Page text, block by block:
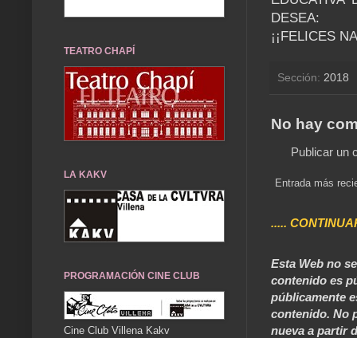
DESEA:
¡¡FELICES
Sección: 2018
No hay
Publicar un
Entrada más
.....
Esta Web no
contenido es
públicamente
contenido. No
nueva a partir
TEATRO CHAPÍ
LA KAKV
PROGRAMACIÓN CINE CLUB
Cine Club Villena Kakv